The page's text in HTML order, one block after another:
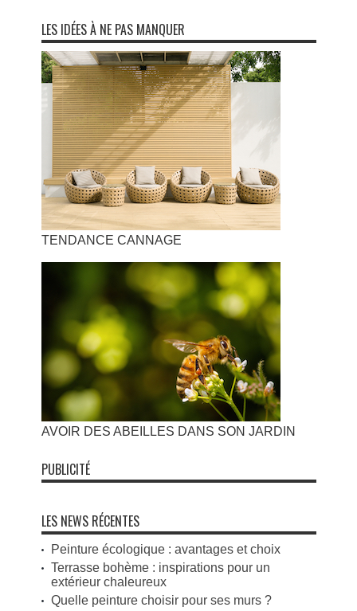
LES IDÉES À NE PAS MANQUER
TENDANCE CANNAGE
AVOIR DES ABEILLES DANS SON JARDIN
PUBLICITÉ
LES NEWS RÉCENTES
Peinture écologique : avantages et choix
Terrasse bohème : inspirations pour un
extérieur chaleureux
Quelle peinture choisir pour ses murs ?